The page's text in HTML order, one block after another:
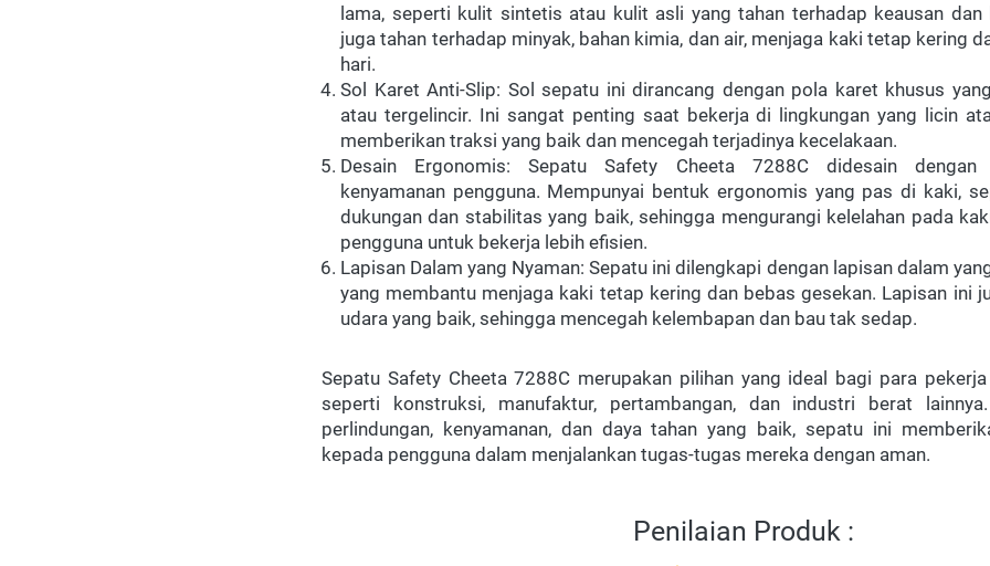
lama, seperti kulit sintetis atau kulit asli yang tahan terhadap keausan dan
juga tahan terhadap minyak, bahan kimia, dan air, menjaga kaki tetap kering
hari.
Sol Karet Anti-Slip: Sol sepatu ini dirancang dengan pola karet khusus
atau tergelincir. Ini sangat penting saat bekerja di lingkungan yang licin
memberikan traksi yang baik dan mencegah terjadinya kecelakaan.
Desain Ergonomis: Sepatu Safety Cheeta 7288C didesain dengan
kenyamanan pengguna. Mempunyai bentuk ergonomis yang pas di kaki,
dukungan dan stabilitas yang baik, sehingga mengurangi kelelahan pada
pengguna untuk bekerja lebih efisien.
Lapisan Dalam yang Nyaman: Sepatu ini dilengkapi dengan lapisan dalam
yang membantu menjaga kaki tetap kering dan bebas gesekan. Lapisan ini
udara yang baik, sehingga mencegah kelembapan dan bau tak sedap.
Sepatu Safety Cheeta 7288C merupakan pilihan yang ideal bagi para
seperti konstruksi, manufaktur, pertambangan, dan industri berat
perlindungan, kenyamanan, dan daya tahan yang baik, sepatu ini
kepada pengguna dalam menjalankan tugas-tugas mereka dengan aman.
Penilaian Produk :